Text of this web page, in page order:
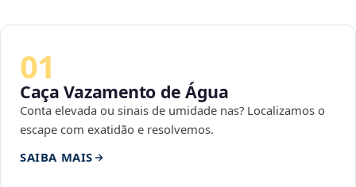
01
Caça Vazamento de Água
Conta elevada ou sinais de umidade nas? Localizamos o
escape com exatidão e resolvemos.
SAIBA MAIS